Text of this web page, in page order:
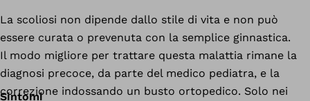
La scoliosi non dipende dallo stile di vita e non può
essere curata o prevenuta con la semplice ginnastica.
Il modo migliore per trattare questa malattia rimane la
diagnosi precoce, da parte del medico pediatra, e la
correzione indossando un busto ortopedico. Solo nei
Sintomi